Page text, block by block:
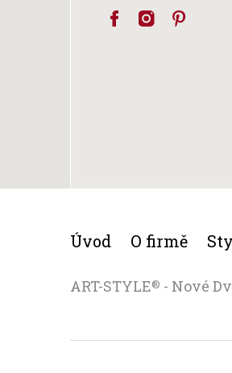
Úvod O firmě
ART-STYLE® - Nové